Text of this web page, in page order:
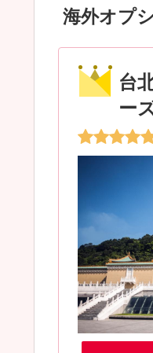
海外オプ
台
ー